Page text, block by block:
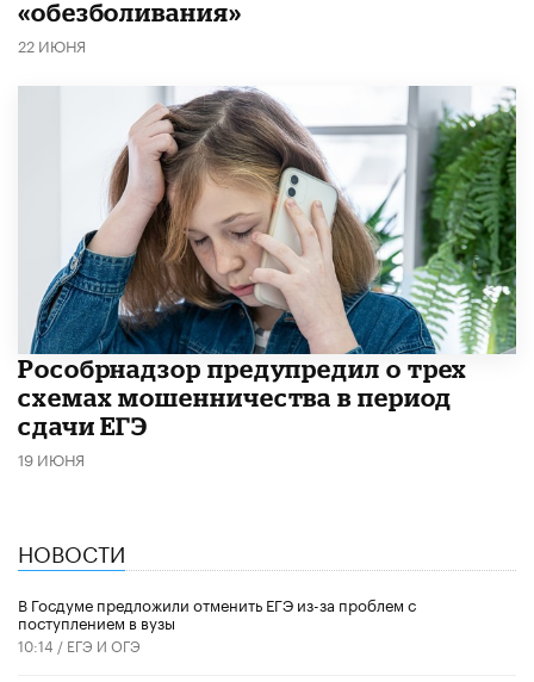
«обезболивания»
22 ИЮНЯ
Рособрнадзор предупредил о трех
схемах мошенничества в период
сдачи ЕГЭ
19 ИЮНЯ
НОВОСТИ
В Госдуме предложили отменить ЕГЭ из-за проблем с
поступлением в вузы
10:14 / ЕГЭ И ОГЭ